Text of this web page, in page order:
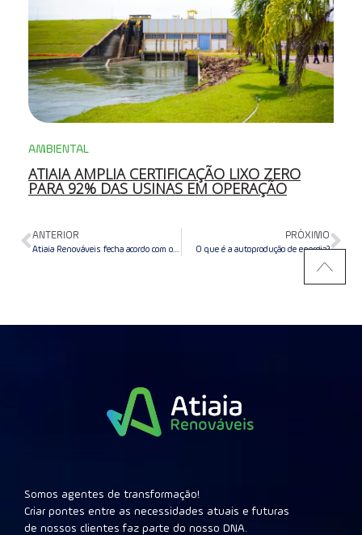
AMBIENTAL
ATIAIA AMPLIA CERTIFICAÇÃO LIXO ZERO
PARA 92% DAS USINAS EM OPERAÇÃO
ANTERIOR
Atiaia Renováveis fecha acordo com o Aché para geração de energia limpa
PRÓXIMO
O que é a autoprodução de energia?
Somos agentes de transformação!
Criar pontes entre as necessidades atuais e futuras
de nossos clientes faz parte do nosso DNA.